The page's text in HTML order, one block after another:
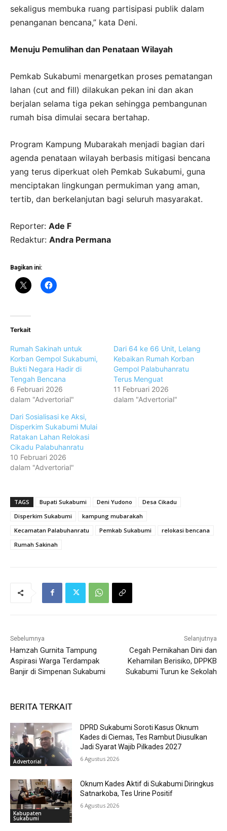
sekaligus membuka ruang partisipasi publik dalam
penanganan bencana,” kata Deni.
Menuju Pemulihan dan Penataan Wilayah
Pemkab Sukabumi menargetkan proses pematangan
lahan (cut and fill) dilakukan pekan ini dan akan
berjalan selama tiga pekan sehingga pembangunan
rumah bisa dimulai secara bertahap.
Program Kampung Mubarakah menjadi bagian dari
agenda penataan wilayah berbasis mitigasi bencana
yang terus diperkuat oleh Pemkab Sukabumi, guna
menciptakan lingkungan permukiman yang aman,
tertib, dan berkelanjutan bagi seluruh masyarakat.
Reporter: Ade F
Redaktur: Andra Permana
Bagikan ini:
Terkait
Rumah Sakinah untuk
Korban Gempol Sukabumi,
Bukti Negara Hadir di
Tengah Bencana
6 Februari 2026
dalam "Advertorial"
Dari 64 ke 66 Unit, Lelang
Kebaikan Rumah Korban
Gempol Palabuhanratu
Terus Menguat
11 Februari 2026
dalam "Advertorial"
Dari Sosialisasi ke Aksi,
Disperkim Sukabumi Mulai
Ratakan Lahan Relokasi
Cikadu Palabuhanratu
10 Februari 2026
dalam "Advertorial"
TAGS Bupati Sukabumi Deni Yudono
Desa Cikadu
Disperkim Sukabumi
kampung mubarakah
Kecamatan Palabuhanratu
Pemkab Sukabumi
relokasi bencana
Rumah Sakinah
Sebelumnya
Hamzah Gurnita Tampung
Aspirasi Warga Terdampak
Banjir di Simpenan Sukabumi
Selanjutnya
Cegah Pernikahan Dini dan
Kehamilan Berisiko, DPPKB
Sukabumi Turun ke Sekolah
BERITA TERKAIT
Advertorial
DPRD Sukabumi Soroti Kasus Oknum
Kades di Ciemas, Tes Rambut Diusulkan
Jadi Syarat Wajib Pilkades 2027
6 Agustus 2026
Kabupaten
Sukabumi
Oknum Kades Aktif di Sukabumi Diringkus
Satnarkoba, Tes Urine Positif
6 Agustus 2026